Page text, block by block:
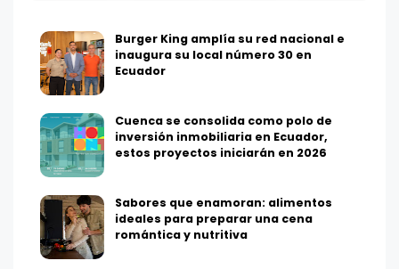
Burger King amplía su red nacional e
inaugura su local número 30 en
Ecuador
Cuenca se consolida como polo de
inversión inmobiliaria en Ecuador,
estos proyectos iniciarán en 2026
Sabores que enamoran: alimentos
ideales para preparar una cena
romántica y nutritiva